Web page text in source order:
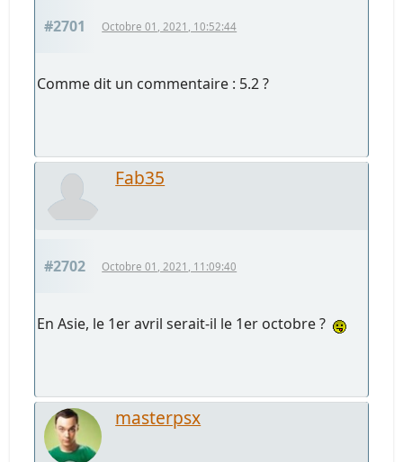
#2701 Octobre 01, 2021, 10:52:44
Comme dit un commentaire : 5.2 ?
Fab35
#2702 Octobre 01, 2021, 11:09:40
En Asie, le 1er avril serait-il le 1er octobre ?
masterpsx